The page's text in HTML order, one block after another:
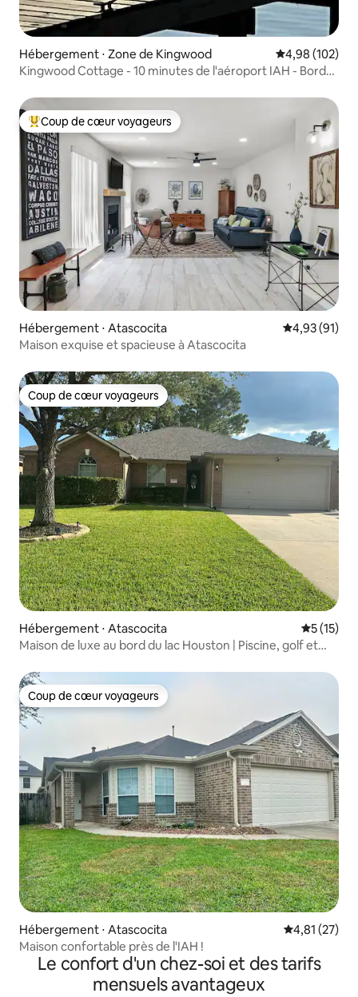
Hébergement ⋅ Zone de Kingwood Évaluation
4,98 (102)
Kingwood Cottage - 10 minutes de l'aéroport IAH - Bord
Coups de cœur voyageurs les plus appréciés
Coup de cœur voyageurs
Hébergement ⋅ Atascocita Évaluation
4,93 (91)
Maison exquise et spacieuse à Atascocita
Coup de cœur voyageurs
Coup de cœur voyageurs
Hébergement ⋅ Atascocita
5 (15)
Maison de luxe au bord du lac Houston | Piscine, golf et
Coup de cœur voyageurs
Coup de cœur voyageurs
Hébergement ⋅ Atascocita Évaluation
4,81 (27)
Maison confortable près de l'IAH !
Le confort d'un chez-soi et des tarifs
mensuels avantageux